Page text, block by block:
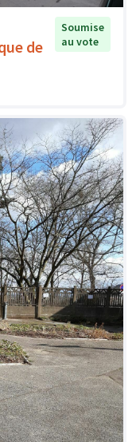
de
Soumise
au vote